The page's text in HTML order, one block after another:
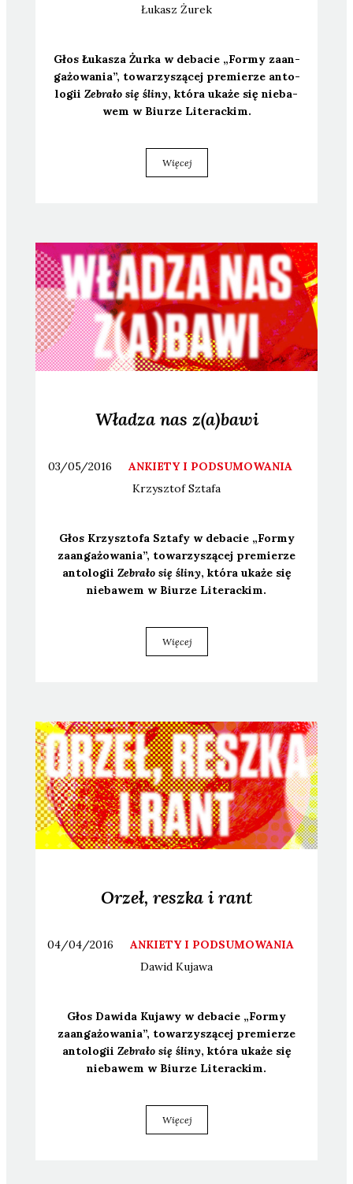
Łukasz Żurek
Głos Łuka­sza Żur­ka w deba­cie „For­my zaan­
ga­żo­wa­nia”, towa­rzy­szą­cej pre­mie­rze anto­
lo­gii Zebra­ło się śli­ny, któ­ra uka­że się nie­ba­
wem w Biu­rze Lite­rac­kim.
Więcej
Władza nas z(a)bawi
03/05/2016
ANKIETY I PODSUMOWANIA
KrzysztofSztafa
Głos Krzysz­to­fa Szta­fy w deba­cie „For­my
zaan­ga­żo­wa­nia”, towa­rzy­szą­cej pre­mie­rze
anto­lo­gii Zebra­ło się śli­ny, któ­ra uka­że się
nie­ba­wem w Biu­rze Lite­rac­kim.
Więcej
Orzeł, reszka i rant
04/04/2016
ANKIETY I PODSUMOWANIA
Dawid Kujawa
Głos Dawi­da Kuja­wy w deba­cie „For­my
zaan­ga­żo­wa­nia”, towa­rzy­szą­cej pre­mie­rze
anto­lo­gii Zebra­ło się śli­ny, któ­ra uka­że się
nie­ba­wem w Biu­rze Lite­rac­kim.
Więcej